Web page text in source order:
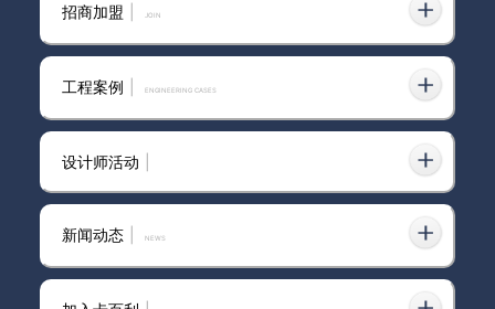
2026年，专业艺术涂料加盟品
牌口碑大揭秘，究竟谁能脱颖而
招商加盟 join
工程案例 ENGINEERING CASES
设计师活动
新闻动态 news